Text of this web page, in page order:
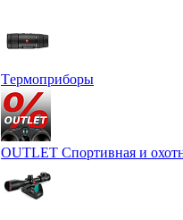
Tермоприборы
OUTLET Спортивная и